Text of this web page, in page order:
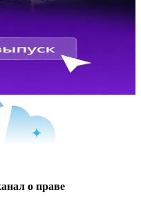
о праве